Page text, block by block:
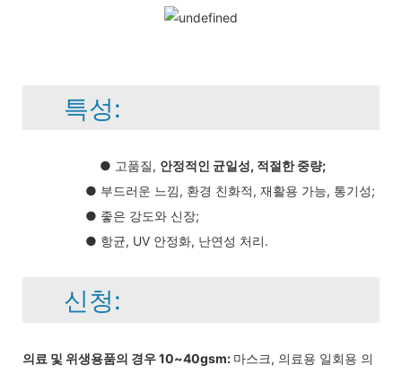
특성:
● 고품질, 안정적인 균일성, 적절한 중량;
● 부드러운 느낌, 환경 친화적, 재활용 가능, 통기성;
● 좋은 강도와 ​​신장;
● 항균, UV 안정화, 난연성 처리.
신청:
의료 및 위생용품의 경우 10~40gsm: 마스크, 의료용 일회용 의